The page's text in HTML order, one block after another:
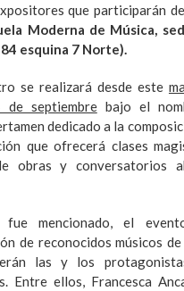
que participarán
Moderna de Música,
esquina 7 Norte).
se realizará desde este
de septiembrebajo el
dedicado a la
que ofrecerá clases
obras y conversatorios
fue mencionado, el
de reconocidos músicos
las y los
Entre ellos, Francesca